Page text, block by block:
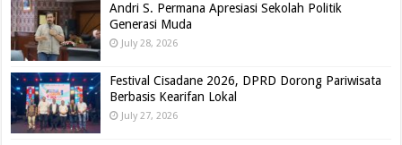
Andri S. Permana Apresiasi Sekolah Politik
Generasi Muda
July 28, 2026
Festival Cisadane 2026, DPRD Dorong Pariwisata
Berbasis Kearifan Lokal
July 27, 2026